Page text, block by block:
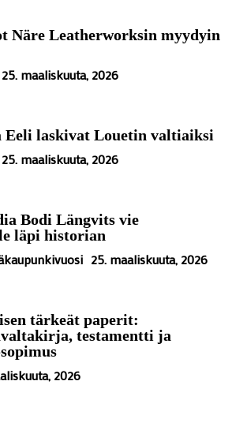
Näre Leatherworksin myydyin
25. maaliskuuta, 2026
Eeli laskivat Louetin valtiaiksi
25. maaliskuuta, 2026
Bodi Längvits vie
läpi historian
25. maaliskuuta, 2026
tärkeät paperit:
testamentti ja
2026